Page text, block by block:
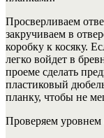
Просверливаем
закручиваем в
коробку к косяку.
легко войдет в
проеме сделать
пластиковый
планку, чтобы не
Проверяем уровнем